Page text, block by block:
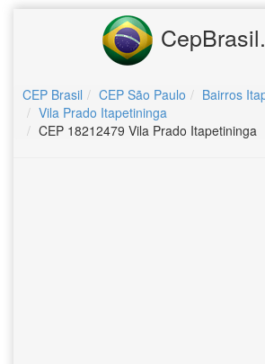
CEP Brasil CEP São Paulo
Bairros
Vila Prado Itapetininga
CEP 18212479 Vila Prado Itapetininga